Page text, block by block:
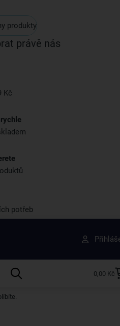
produkty
právě nás
Kč
potřeb
0,00 Kč
na slevy dřív než